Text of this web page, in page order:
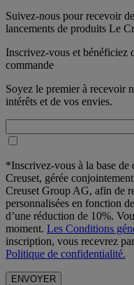
Suivez-nous pour recevoir
lancements de produits Le
Inscrivez-vous et bénéficiez
commande
Soyez le premier à recevoir
intérêts et de vos envies.
*Inscrivez-vous à la base de
Creuset, gérée
Creuset Group AG, afin de
personnalisées en fonction
d’une réduction de 10%.
moment. Les Conditions
inscription, vous recevrez
Politique de confidentialité.